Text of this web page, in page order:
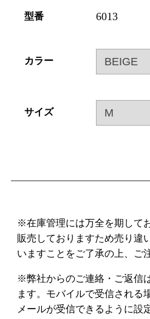
型番 6013
カラー
サイズ
※在庫管理には万全を期して
販売しておりますため売り違
いますことをご了承の上、ご
※弊社からのご連絡・ご返信
ます。モバイルで受信される
メールが受信できるように設